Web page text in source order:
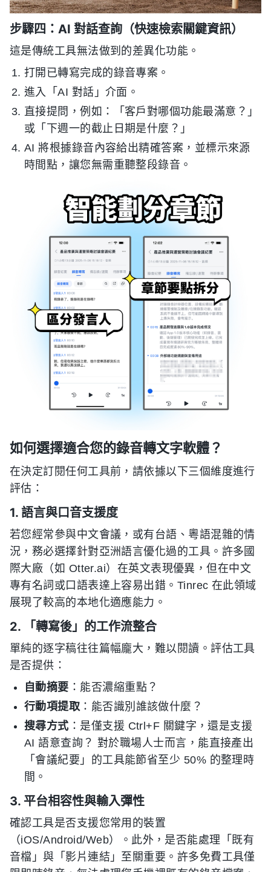
步驟四：AI 對話查詢（快速檢索關鍵資訊）
這是傳統工具無法做到的差異化功能。
打開已轉寫完成的錄音專案。
進入「AI 對話」介面。
直接提問，例如：「客戶對哪個功能最滿意？」
或「下週一的截止日期是什麼？」
AI 將根據錄音內容給出精確答案，並標示來源
時間點，讓您無需重聽整段錄音。
如何選擇適合您的錄音轉文字軟體？
在決定訂閱任何工具前，請依據以下三個維度進行
評估：
1. 語言與口音支援度
若您經常參與中文會議，或有台語、粵語混雜的情
況，務必選擇針對亞洲語言優化過的工具。許多國
際大廠（如 Otter.ai）在英文表現優異，但在中文
專有名詞或口語表達上容易出錯。Tinrec 在此領域
展現了較高的本地化適應能力。
2. 「轉寫後」的工作流整合
單純的逐字稿往往篇幅龐大，難以閱讀。評估工具
是否提供：
自動摘要 ：能否濃縮重點？
行動項提取 ：能否識別誰該做什麼？
搜尋方式：是僅支援 Ctrl+F 關鍵字，還是支援
AI 語意查詢？ 對於職場人士而言，能直接產出
「會議紀要」的工具能節省至少 50% 的整理時
間。
3. 平台相容性與輸入彈性
確認工具是否支援您常用的裝置
（iOS/Android/Web）。此外，是否能處理「既有
音檔」與「影片連結」至關重要。許多免費工具僅